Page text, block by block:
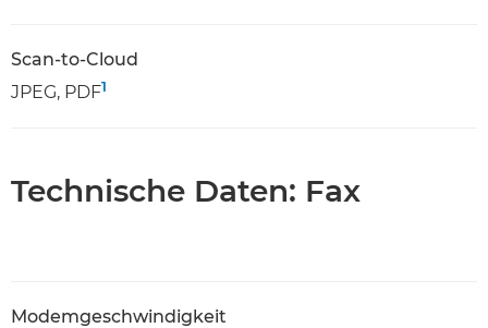
Scan-to-Cloud
JPEG, PDF1
Technische Daten: Fax
Modemgeschwindigkeit